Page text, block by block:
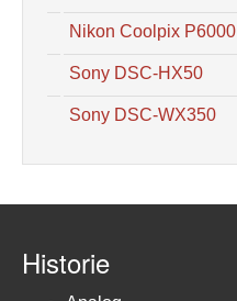
Nikon Coolpix P6000
Sony DSC-HX50
Sony DSC-WX350
Historie